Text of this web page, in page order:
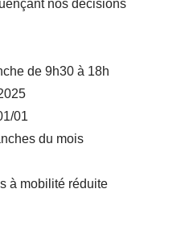
nos décisions
de 9h30 à 18h
01
du mois
à mobilité réduite